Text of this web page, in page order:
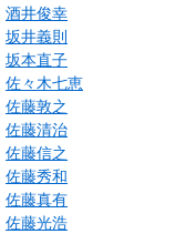
酒井俊幸
坂井義則
坂本直子
佐々木七恵
佐藤敦之
佐藤清治
佐藤信之
佐藤秀和
佐藤真有
佐藤光浩